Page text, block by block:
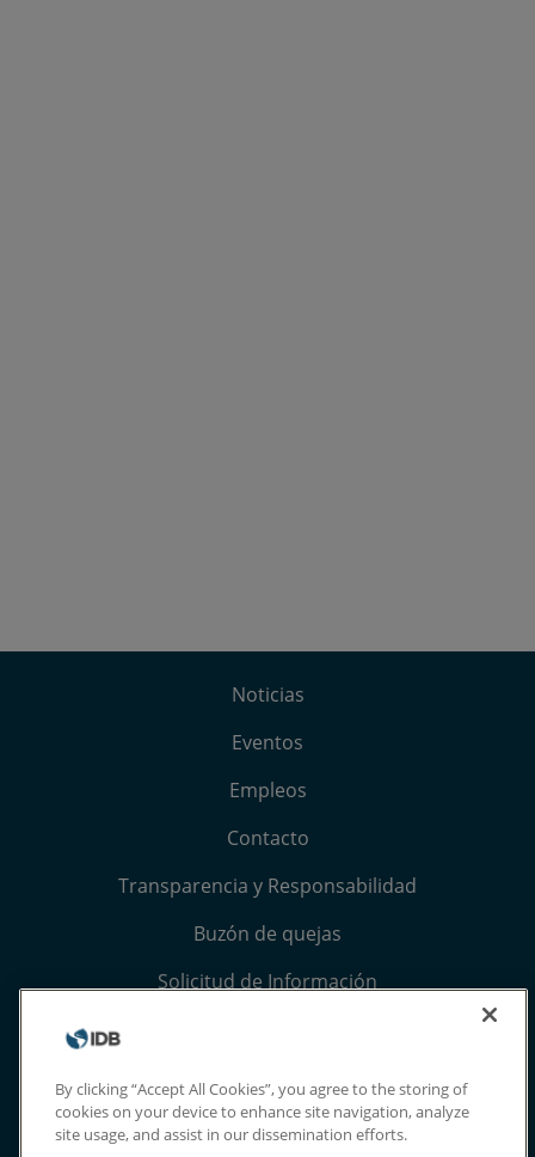
Noticias
Eventos
Empleos
Contacto
Transparencia y Responsabilidad
Buzón de quejas
Solicitud de Información
Términos, condiciones y aviso de privacidad
Extranet
By clicking “Accept All Cookies”, you agree to the storing of
cookies on your device to enhance site navigation, analyze
site usage, and assist in our dissemination efforts.